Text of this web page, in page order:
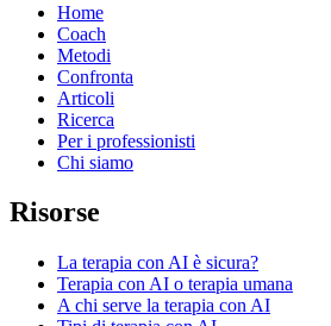
Home
Coach
Metodi
Confronta
Articoli
Ricerca
Per i professionisti
Chi siamo
Risorse
La terapia con AI è sicura?
Terapia con AI o terapia umana
A chi serve la terapia con AI